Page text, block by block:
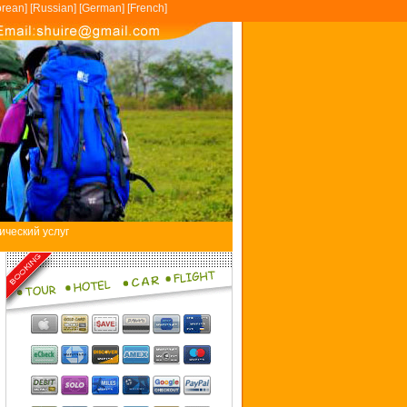
] [Russian] [German] [French]
услуг